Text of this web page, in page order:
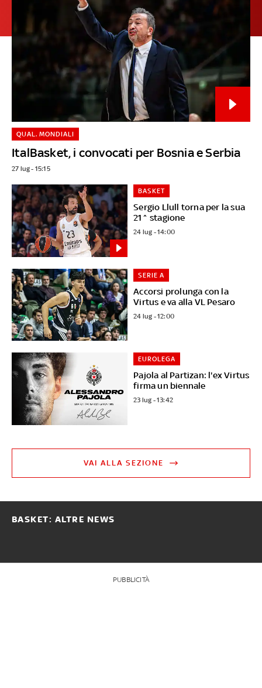
ItalBasket, i convocati per Bosnia e Serbia
QUAL. MONDIALI
27 lug - 15:15
Sergio Llull torna per la sua
21^ stagione
BASKET
24 lug - 14:00
Accorsi prolunga con la
Virtus e va alla VL Pesaro
SERIE A
24 lug - 12:00
Pajola al Partizan: l'ex Virtus
firma un biennale
EUROLEGA
23 lug - 13:42
VAI ALLA SEZIONE
BASKET: ALTRE NEWS
PUBBLICITÀ